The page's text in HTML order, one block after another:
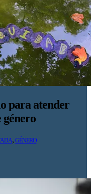
para atender
género
, GÉNERO